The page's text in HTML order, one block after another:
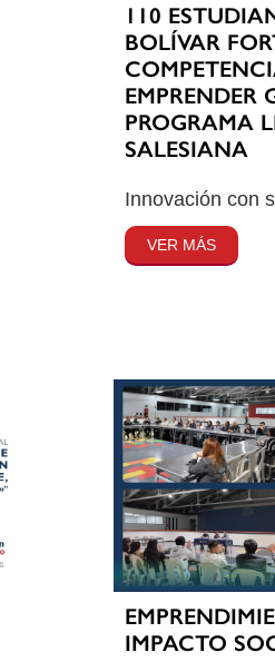
110
BOLÍVAR
EMPRENDER
PROGRAMA
SALESIANA
Innovación con
VER MÁS
IMPACTO